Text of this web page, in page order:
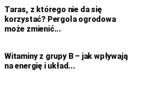
Taras, z którego nie da się
korzystać? Pergola ogrodowa
może zmienić...
Witaminy z grupy B – jak wpływają
na energię i układ...